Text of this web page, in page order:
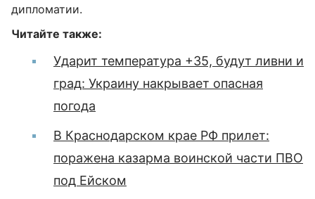
дипломатии.
Читайте также:
Ударит температура +35, будут ливни и
град: Украину накрывает опасная
погода
В Краснодарском крае РФ прилет:
поражена казарма воинской части ПВО
под Ейском